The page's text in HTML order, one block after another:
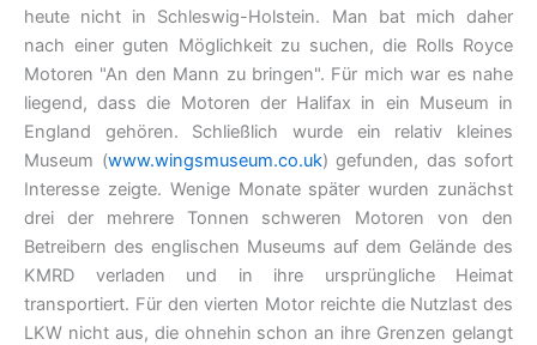
heute nicht in Schleswig-Holstein. Man bat mich daher
nach einer guten Möglichkeit zu suchen, die Rolls Royce
Motoren "An den Mann zu bringen". Für mich war es nahe
liegend, dass die Motoren der Halifax in ein Museum in
England gehören. Schließlich wurde ein relativ kleines
Museum (www.wingsmuseum.co.uk) gefunden, das sofort
Interesse zeigte. Wenige Monate später wurden zunächst
drei der mehrere Tonnen schweren Motoren von den
Betreibern des englischen Museums auf dem Gelände des
KMRD verladen und in ihre ursprüngliche Heimat
transportiert. Für den vierten Motor reichte die Nutzlast des
LKW nicht aus, die ohnehin schon an ihre Grenzen gelangt